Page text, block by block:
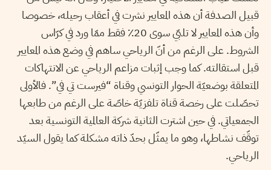
قبيل الصدفة أن هذه المعايير نشرت في أعقاب رحيله، خصوصا
وأن هذه المعايير لا تلبّي سوى 20٪ فقط ممّا ورد في كرّاس
الشروط. على الرغم من أنّ الرياحي ساهم في وضع هذه المعايير
قبل استقالته. كما وجب إثبات مزاعم الرياحي عن الانتهاكات
المتعلقة بوضعيّة الحوار التونسي وقناة “فيرست تي في”. فالأولى
تحصّلت على رخصة قناة تلفزيّة خاصّة على الرغم من طابعها
الجمعياتي. في حين اشترت الثانية شركة العالمية التونسية بعد
توقّف نشاطها، وهو ما يمثّل بحدّ ذاته مشكلة كما يقول السيّد
الرياحي.